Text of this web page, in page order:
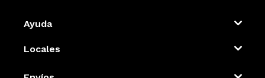
Ayuda
Locales